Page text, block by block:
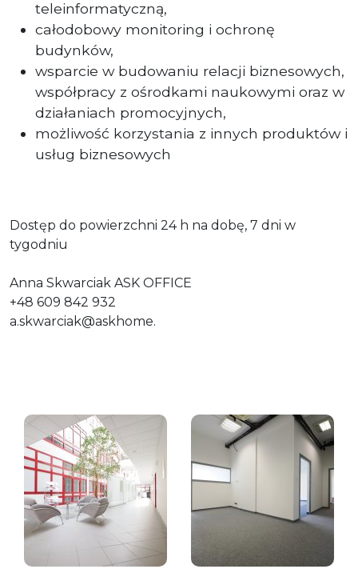
teleinformatyczną,
całodobowy monitoring i ochronę
budynków,
wsparcie w budowaniu relacji biznesowych,
współpracy z ośrodkami naukowymi oraz w
działaniach promocyjnych,
możliwość korzystania z innych produktów i
usług biznesowych
Dostęp do powierzchni 24 h na dobę, 7 dni w
tygodniu
Anna Skwarciak ASK OFFICE
+48 609 842 932
a.skwarciak@askhome.